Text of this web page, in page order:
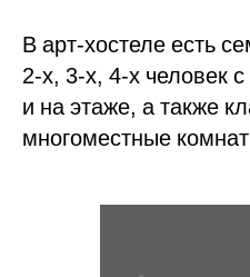
В арт-хостеле есть
2-х, 3-х, 4-х человек
и на этаже, а также
многоместные